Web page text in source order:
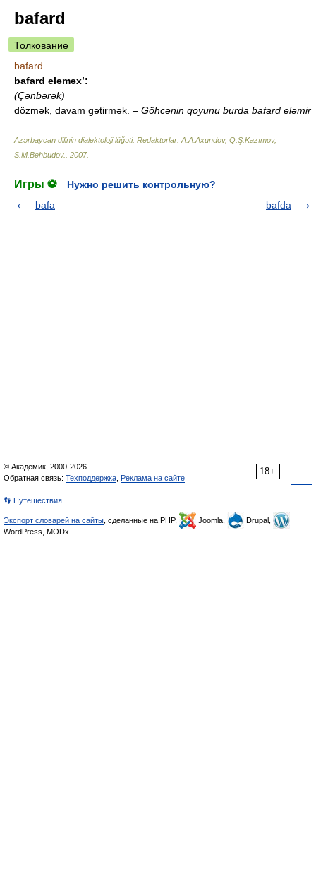
bafard
Толкование
bafard
bafard eləməx’:
(Çənbərək)
dözmək, davam gətirmək. – Göhcənin qoyunu burda bafard eləmir
Azərbaycan dilinin dialektoloji lüğəti. Redaktorlar: A.A.Axundov, Q.Ş.Kazımov,
S.M.Behbudov.
2007.
Игры ⚽
Нужно решить контрольную?
bafa
bafda
18+
© Академик, 2000-2026
Обратная связь: Техподдержка Реклама на сайте
👣 Путешествия
Экспорт словарей на сайты , сделанные на PHP, Joomla,
Drupal,
WordPress, MODx.